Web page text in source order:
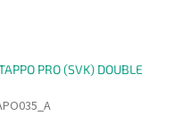
PRO (SVK) DOUBLE